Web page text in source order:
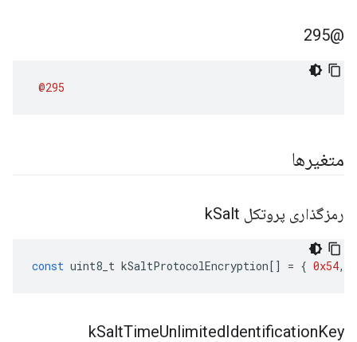
@295
@295
متغیرها
رمزگذاری پروتکل k Salt
const uint8_t kSaltProtocolEncryption[] = { 0x54,
kSaltTimeUnlimitedIdentificationKey